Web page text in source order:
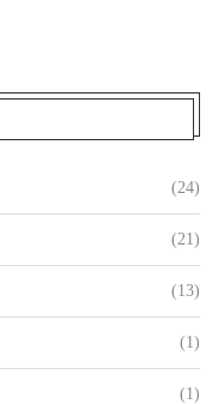
(24)
(21)
(13)
(1)
(1)